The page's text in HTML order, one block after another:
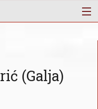
(Galja)